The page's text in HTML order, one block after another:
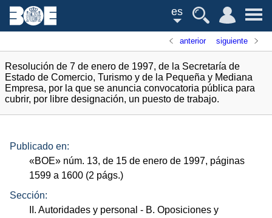
es
anterior siguiente
Resolución de 7 de enero de 1997, de la Secretaría de
Estado de Comercio, Turismo y de la Pequeña y Mediana
Empresa, por la que se anuncia convocatoria pública para
cubrir, por libre designación, un puesto de trabajo.
Publicado en:
«BOE» núm. 13, de 15 de enero de 1997, páginas
1599 a 1600 (2 págs.)
Sección:
II. Autoridades y personal - B. Oposiciones y